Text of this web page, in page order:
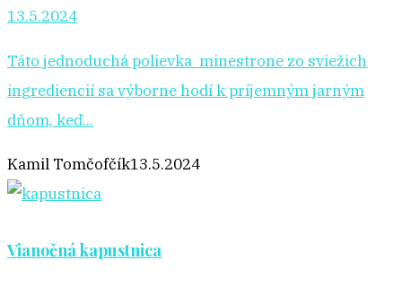
13.5.2024
Táto jednoduchá polievka minestrone zo sviežich
ingrediencií sa výborne hodí k príjemným jarným
dňom, keď...
Kamil Tomčofčík13.5.2024
Vianočná kapustnica